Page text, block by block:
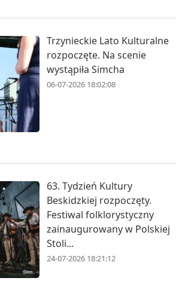
Trzynieckie Lato Kulturalne
rozpoczęte. Na scenie
wystąpiła Simcha
06-07-2026 18:02:08
63. Tydzień Kultury
Beskidzkiej rozpoczęty.
Festiwal folklorystyczny
zainaugurowany w Polskiej
Stoli...
24-07-2026 18:21:12